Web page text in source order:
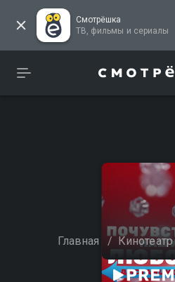
Смотрёшка
ТВ, фильмы и сериалы
Главная / Кинотеатр